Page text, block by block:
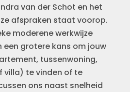
van der Schot en het
afspraken staat voorop.
moderene werkwijze
een grotere kans om jouw
tussenwoning,
villa) te vinden of te
ons naast snelheid